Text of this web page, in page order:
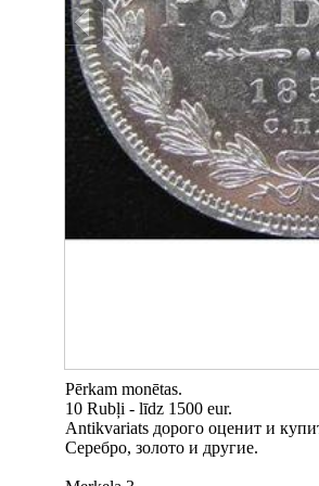
Pērkam monētas.
10 Rubļi - līdz 1500 eur.
Antikvariats дорого оценит и
Серебро, золото и другие.